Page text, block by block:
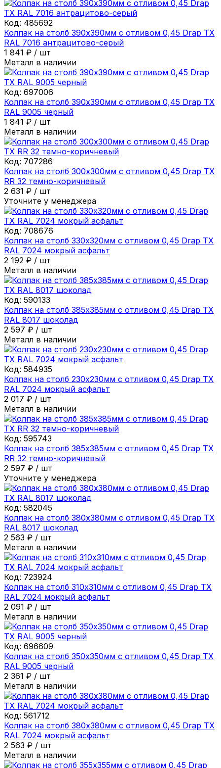
Код: 485692
Колпак на столб 390х390мм с отливом 0,45 Drap ТХ
RAL 7016 антрацитово-серый
1 841 ₽ / шт
Металл в наличии
Код: 697006
Колпак на столб 390х390мм с отливом 0,45 Drap ТХ
RAL 9005 черный
1 841 ₽ / шт
Металл в наличии
Код: 707286
Колпак на столб 300х300мм с отливом 0,45 Drap ТХ
RR 32 темно-коричневый
2 631 ₽ / шт
Уточните у менеджера
Код: 708676
Колпак на столб 330х320мм с отливом 0,45 Drap ТХ
RAL 7024 мокрый асфальт
2 192 ₽ / шт
Металл в наличии
Код: 590133
Колпак на столб 385х385мм с отливом 0,45 Drap ТХ
RAL 8017 шоколад
2 597 ₽ / шт
Металл в наличии
Код: 584935
Колпак на столб 230х230мм с отливом 0,45 Drap ТХ
RAL 7024 мокрый асфальт
2 017 ₽ / шт
Металл в наличии
Код: 595743
Колпак на столб 385х385мм с отливом 0,45 Drap ТХ
RR 32 темно-коричневый
2 597 ₽ / шт
Уточните у менеджера
Код: 582045
Колпак на столб 380х380мм с отливом 0,45 Drap ТХ
RAL 8017 шоколад
2 563 ₽ / шт
Металл в наличии
Код: 723924
Колпак на столб 310х310мм с отливом 0,45 Drap ТХ
RAL 7024 мокрый асфальт
2 091 ₽ / шт
Металл в наличии
Код: 696609
Колпак на столб 350х350мм с отливом 0,45 Drap ТХ
RAL 9005 черный
2 361 ₽ / шт
Металл в наличии
Код: 561712
Колпак на столб 380х380мм с отливом 0,45 Drap ТХ
RAL 7024 мокрый асфальт
2 563 ₽ / шт
Металл в наличии